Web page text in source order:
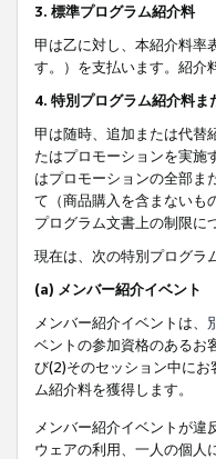
3. 標準プログラム紹介料
甲は乙に対し、本紹介料率
す。）を支払います。紹介
4. 特別プログラム紹介料ま
甲は随時、追加または代替
たはプロモーションを実施
はプロモーションの全部ま
て（商品購入を含まないも
プログラム文書上の制限に
現在は、次の特別プログラ
(a) メンバー紹介イベント
メンバー紹介イベントは、
ベントの参加資格のあるお
び(2)そのセッション中にお
ム紹介料を獲得します。
メンバー紹介イベントが
ウェアの利用、一人の個人